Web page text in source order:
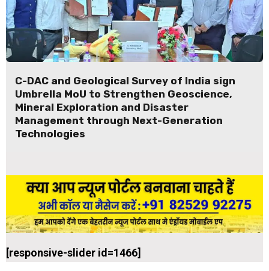
C-DAC and Geological Survey of India sign
Umbrella MoU to Strengthen Geoscience,
Mineral Exploration and Disaster
Management through Next-Generation
Technologies
[responsive-slider id=1466]